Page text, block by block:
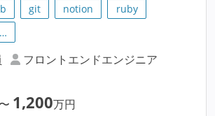
git notion
ruby
…
フロントエンドエンジニア
〜 1,200万円